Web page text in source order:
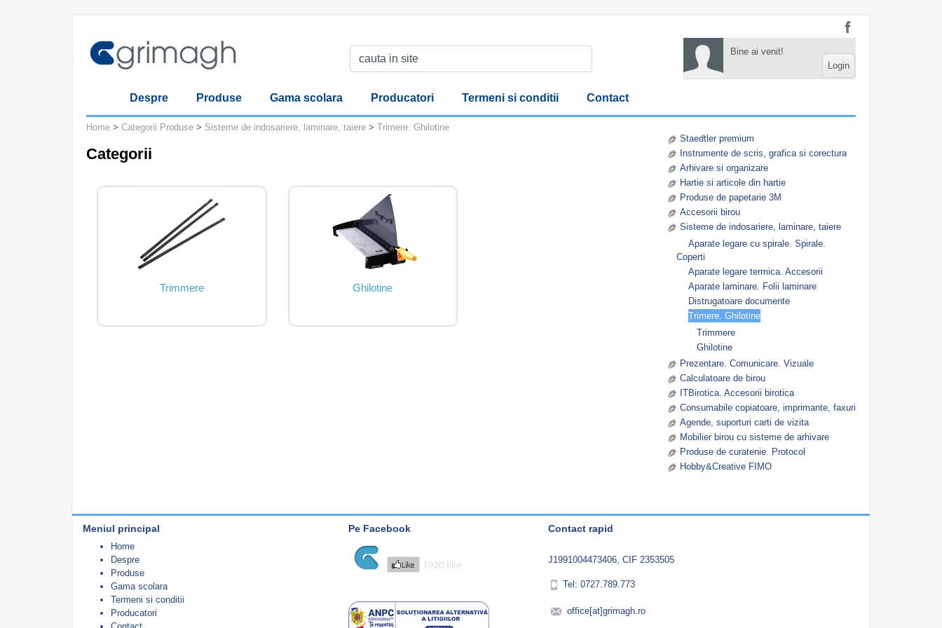
Bine ai venit!
Login
Despre Produse Gama scolara Producatori Termeni si conditii Contact
Staedtler premium
Instrumente de scris, grafica si corectura
Arhivare si organizare
Hartie si articole din hartie
Produse de papetarie 3M
Accesorii birou
Sisteme de indosariere, laminare, taiere
Aparate legare cu spirale. Spirale.
Coperti
Aparate legare termica. Accesorii
Aparate laminare. Folii laminare
Distrugatoare documente
Trimere. Ghilotine
Trimmere
Ghilotine
Prezentare. Comunicare. Vizuale
Calculatoare de birou
ITBirotica. Accesorii birotica
Consumabile copiatoare, imprimante, faxuri
Agende, suporturi carti de vizita
Mobilier birou cu sisteme de arhivare
Produse de curatenie. Protocol
Hobby&Creative FIMO
Home > Categorii Produse > Sisteme de indosariere, laminare, taiere > Trimere. Ghilotine
Categorii
Trimmere Ghilotine
Meniul principal
Home
Despre
Produse
Gama scolara
Termeni si conditii
Producatori
Pe Facebook Contact rapid
J1991004473406, CIF 2353505
Tel: 0727.789.773
office[at]grimagh.ro